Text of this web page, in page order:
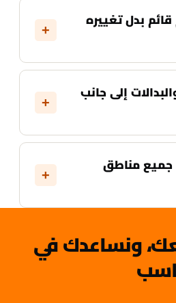
بدل تغييره
إلى جانب
جميع مناطق
ونساعدك في